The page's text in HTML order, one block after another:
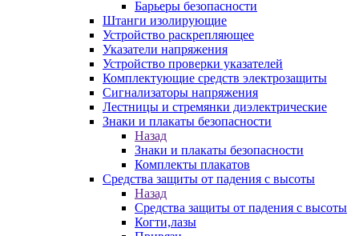
Барьеры безопасности
Штанги изолирующие
Устройство раскрепляющее
Указатели напряжения
Устройство проверки указателей
Комплектующие средств электрозащиты
Сигнализаторы напряжения
Лестницы и стремянки диэлектрические
Знаки и плакаты безопасности
Назад
Знаки и плакаты безопасности
Комплекты плакатов
Средства защиты от падения с высоты
Назад
Средства защиты от падения с высоты
Когти,лазы